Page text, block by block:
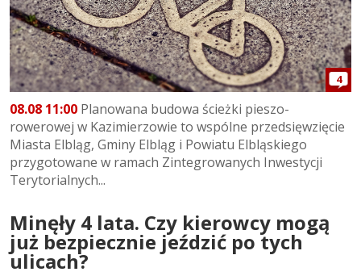
4
08.08 11:00 Planowana budowa ścieżki pieszo-
rowerowej w Kazimierzowie to wspólne przedsięwzięcie
Miasta Elbląg, Gminy Elbląg i Powiatu Elbląskiego
przygotowane w ramach Zintegrowanych Inwestycji
Terytorialnych...
Minęły 4 lata. Czy kierowcy mogą
już bezpiecznie jeździć po tych
ulicach?